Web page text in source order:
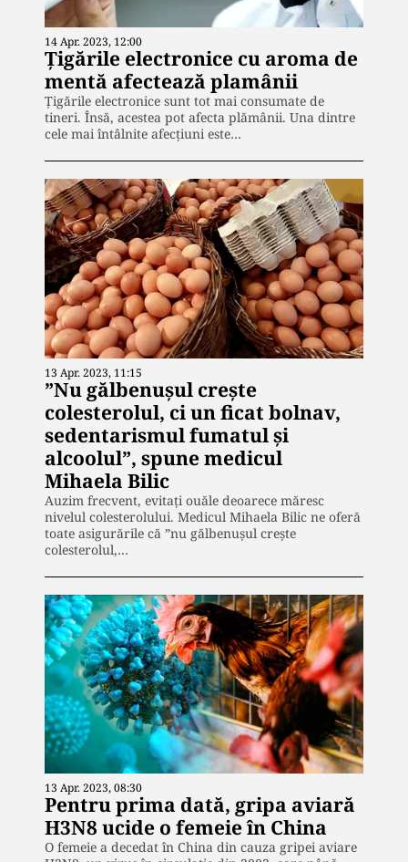
14 Apr. 2023, 12:00
Țigările electronice cu aroma de
mentă afectează plamânii
Țigările electronice sunt tot mai consumate de
tineri. Însă, acestea pot afecta plămânii. Una dintre
cele mai întâlnite afecțiuni este…
13 Apr. 2023, 11:15
”Nu gălbenușul crește
colesterolul, ci un ficat bolnav,
sedentarismul fumatul și
alcoolul”, spune medicul
Mihaela Bilic
Auzim frecvent, evitați ouăle deoarece măresc
nivelul colesterolului. Medicul Mihaela Bilic ne oferă
toate asigurările că ”nu gălbenușul crește
colesterolul,…
13 Apr. 2023, 08:30
Pentru prima dată, gripa aviară
H3N8 ucide o femeie în China
O femeie a decedat în China din cauza gripei aviare